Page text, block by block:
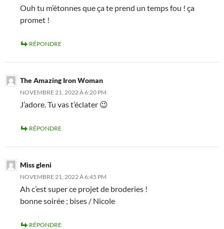
Ouh tu m’étonnes que ça te prend un temps fou ! ça
promet !
RÉPONDRE
The Amazing Iron Woman
NOVEMBRE 21, 2022 À 6:20 PM
J’adore. Tu vas t’éclater 😉
RÉPONDRE
Miss gleni
NOVEMBRE 21, 2022 À 6:45 PM
Ah c’est super ce projet de broderies !
bonne soirée ; bises / Nicole
RÉPONDRE